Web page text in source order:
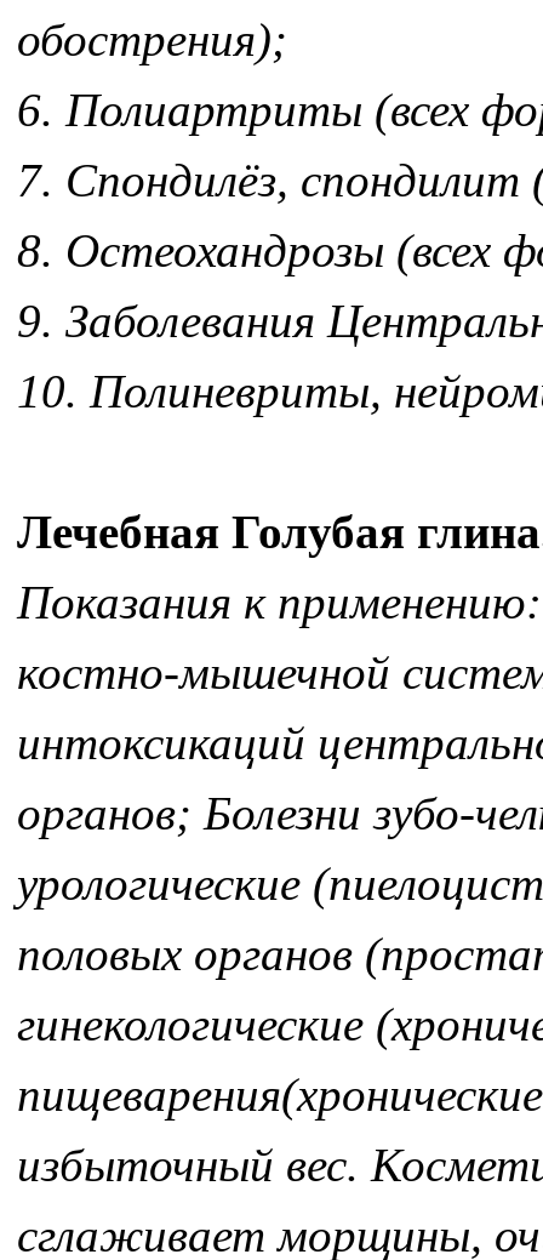
обострения);
6. Полиартриты (всех
7. Спондилёз, спондилит
8. Остеохандрозы (всех
9. Заболевания
10. Полиневриты,
Лечебная Голубая
Показания к
костно-мышечной
интоксикаций
органов; Болезни зубо-
урологические
половых органов
гинекологические
избыточный вес.
сглаживает морщины,